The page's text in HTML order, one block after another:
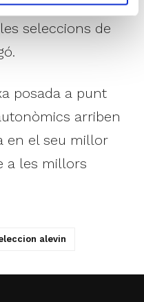
per a participar en
seleccions de
posada a punt
arriben
en el seu millor
a les millors
alevin